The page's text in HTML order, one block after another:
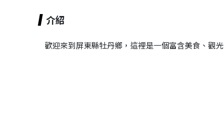
介紹
歡迎來到屏東縣牡丹鄉，這裡是一個富含美食、觀